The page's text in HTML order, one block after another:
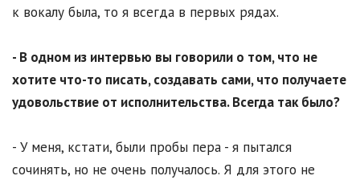
к вокалу была, то я всегда в первых рядах.
- В одном из интервью вы говорили о том, что не
хотите что-то писать, создавать сами, что получаете
удовольствие от исполнительства. Всегда так было?
- У меня, кстати, были пробы пера - я пытался
сочинять, но не очень получалось. Я для этого не